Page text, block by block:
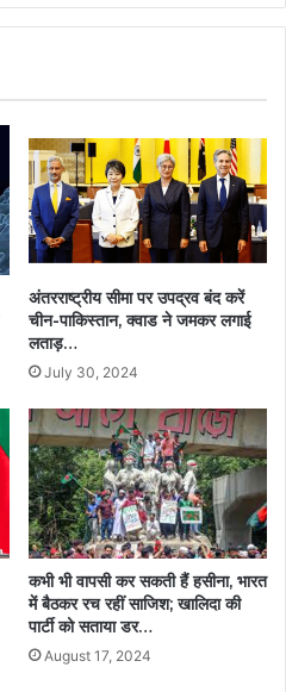
अंतरराष्ट्रीय सीमा पर उपद्रव बंद करें
चीन-पाकिस्तान, क्वाड ने जमकर लगाई
लताड़…
July 30, 2024
कभी भी वापसी कर सकती हैं हसीना, भारत
में बैठकर रच रहीं साजिश; खालिदा की
पार्टी को सताया डर…
August 17, 2024